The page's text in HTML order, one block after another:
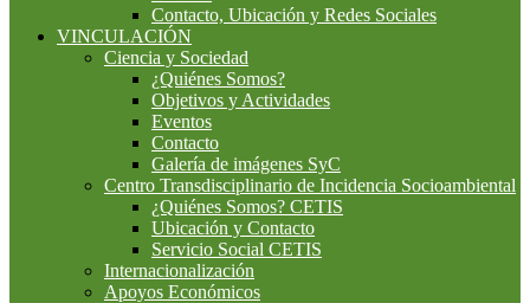
Contacto, Ubicación y Redes Sociales
VINCULACIÓN
Ciencia y Sociedad
¿Quiénes Somos?
Objetivos y Actividades
Eventos
Contacto
Galería de imágenes SyC
Centro Transdisciplinario de Incidencia Socioambiental
¿Quiénes Somos? CETIS
Ubicación y Contacto
Servicio Social CETIS
Internacionalización
Apoyos Económicos